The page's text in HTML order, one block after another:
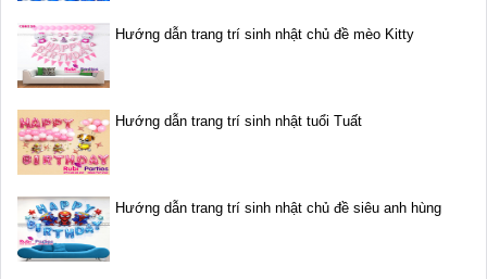
Hướng dẫn trang trí sinh nhật chủ đề mèo Kitty
Hướng dẫn trang trí sinh nhật tuổi Tuất
Hướng dẫn trang trí sinh nhật chủ đề siêu anh hùng